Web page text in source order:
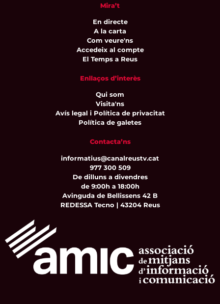
Mira’t
En directe
A la carta
Com veure'ns
Accedeix al compte
El Temps a Reus
Enllaços d’interès
Qui som
Visita'ns
Avís legal i Política de privacitat
Política de galetes
Contacta’ns
informatius@canalreustv.cat
977 300 509
De dilluns a divendres
de 9:00h a 18:00h
Avinguda de Bellissens 42 B
REDESSA Tecno | 43204 Reus